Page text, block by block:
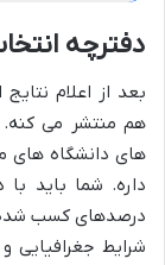
دفترچه
بعد از اعلام
هم منتشر می کنه.
های دانشگاه های
داره. شما باید
درصدهای کسب شده،
شرایط جغرافیایی